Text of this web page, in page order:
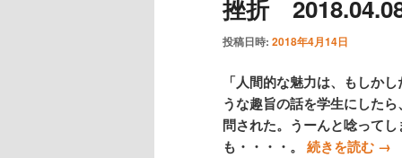
挫折
投稿日時: 2018年4月14日
「人間的な魅力は、もしか
うな趣旨の話を学生にした
問された。うーんと唸って
も・・・・。 続きを読む →